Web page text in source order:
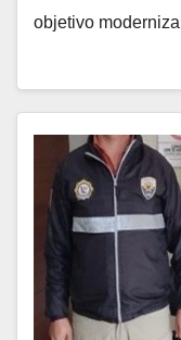
objetivo